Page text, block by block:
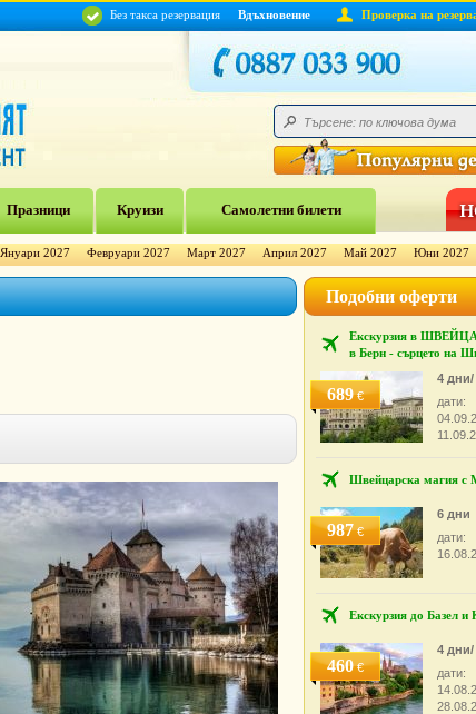
Без такса резервация Вдъхновение Проверка на
Празници Круизи Самолетни билети
Януари 2027 Февруари 2027 Март 2027 Април 2027 Май 2027 Юни 2027
Подобни оферти
Екскурзия в
в Берн - сърцето на
689€
4
дати:
Швейцарска магия с
987€
6 дни
дати:
Екскурзия до Базел и
460€
4
дати: